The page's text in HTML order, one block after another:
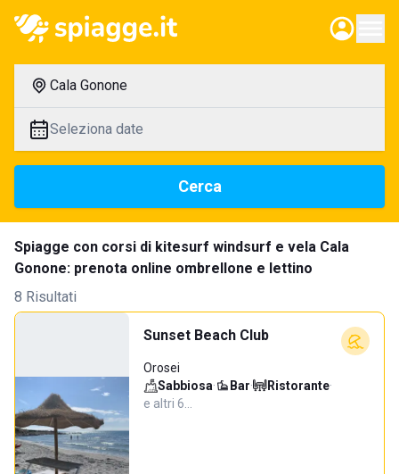
Cala Gonone
Seleziona date
Cerca
Spiagge con corsi di kitesurf windsurf e vela Cala
Gonone: prenota online ombrellone e lettino
8 Risultati
Sunset Beach Club
Orosei
Sabbiosa· Bar· Ristorante·
e altri 6…